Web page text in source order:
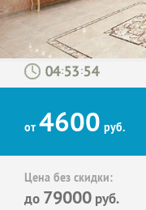
: :
от 4600 руб.
Цена без скидки:
до 79000 руб.